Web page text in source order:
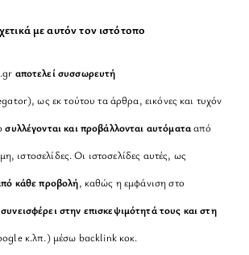
με αυτόν τον ιστότοπο
αποτελεί συσσωρευτή
ως εκ τούτου τα άρθρα, εικόνες και τυχόν
συλλέγονται και προβάλλονται αυτόματααπό
ιστοσελίδες. Οι ιστοσελίδες αυτές, ως
κάθε προβολή, καθώς η εμφάνιση στο
στην επισκεψιμότητά τους και στη
κ.λπ.) μέσω backlink κοκ.